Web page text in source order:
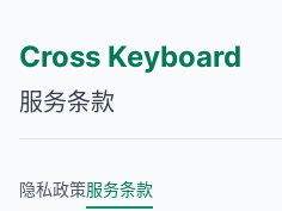
Cross Keyboard
服务条款
隐私政策服务条款